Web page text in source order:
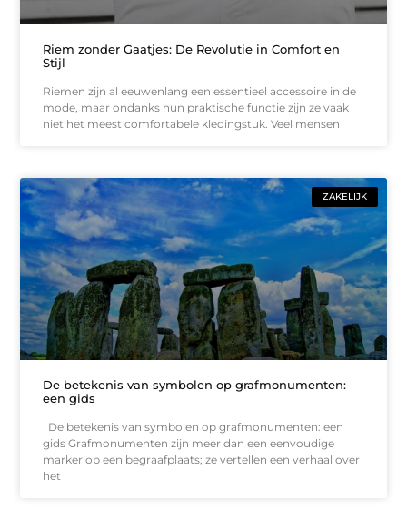
Riem zonder Gaatjes: De Revolutie in Comfort en
Stijl
Riemen zijn al eeuwenlang een essentieel accessoire in de
mode, maar ondanks hun praktische functie zijn ze vaak
niet het meest comfortabele kledingstuk. Veel mensen
ZAKELIJK
De betekenis van symbolen op grafmonumenten:
een gids
De betekenis van symbolen op grafmonumenten: een
gids Grafmonumenten zijn meer dan een eenvoudige
marker op een begraafplaats; ze vertellen een verhaal over
het